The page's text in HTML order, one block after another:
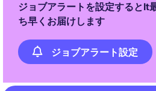
ジョブアラートを設定するとIt
ち早くお届けします
ジョブアラート設定